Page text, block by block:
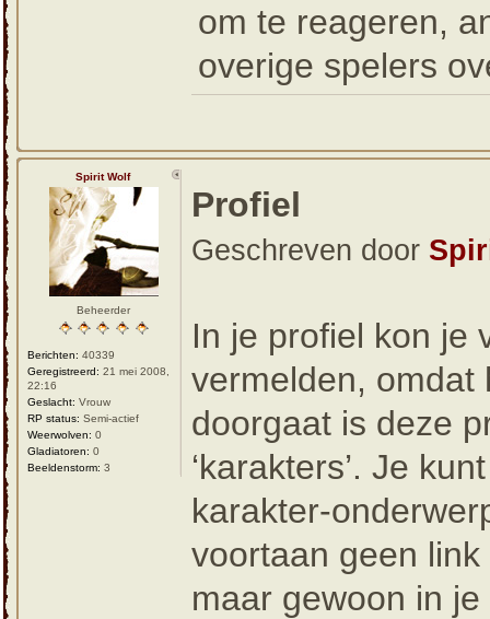
om te reageren,
overige spelers
Spirit Wolf
Beheerder
Berichten: 40339
Geregistreerd: 21 mei 2008,
22:16
Geslacht: Vrouw
RP status: Semi-actief
Weerwolven: 0
Gladiatoren: 0
Beeldenstorm: 3
Profiel
Geschreven door
In je profiel kon je
vermelden, omdat
doorgaat is deze
‘karakters’. Je
karakter-
voortaan geen
maar gewoon in